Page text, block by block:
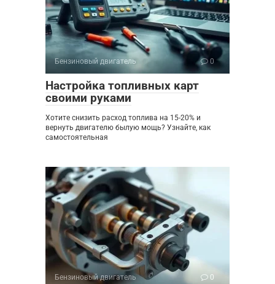
Бензиновый двигатель 0
Настройка топливных карт
своими руками
Хотите снизить расход топлива на 15-20% и
вернуть двигателю былую мощь? Узнайте, как
самостоятельная
Бензиновый двигатель 0